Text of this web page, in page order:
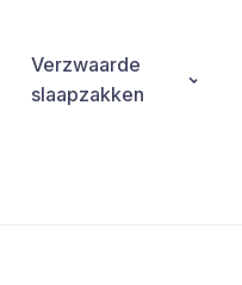
Verzwaarde
slaapzakken